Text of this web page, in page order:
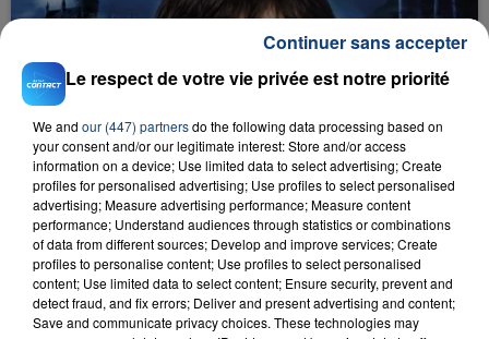
1er août 2016
HARRY POTTER EST DE RETOUR
Le respect de votre vie privée est notre priorité
We and our (447) partnersdo the following data processing based on
your consent and/or our legitimate interest: Store and/or access
information on a device; Use limited data to select advertising; Create
profiles for personalised advertising; Use profiles to select personalised
advertising; Measure advertising performance; Measure content
performance; Understand audiences through statistics or combinations
of data from different sources; Develop and improve services; Create
profiles to personalise content; Use profiles to select personalised
content; Use limited data to select content; Ensure security, prevent and
detect fraud, and fix errors; Deliver and present advertising and content;
Save and communicate privacy choices. These technologies may
Continuer sans accepter